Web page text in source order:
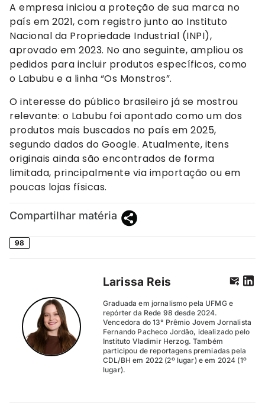
A empresa iniciou a proteção de sua marca no
país em 2021, com registro junto ao Instituto
Nacional da Propriedade Industrial (INPI),
aprovado em 2023. No ano seguinte, ampliou os
pedidos para incluir produtos específicos, como
o Labubu e a linha “Os Monstros”.
O interesse do público brasileiro já se mostrou
relevante: o Labubu foi apontado como um dos
produtos mais buscados no país em 2025,
segundo dados do Google. Atualmente, itens
originais ainda são encontrados de forma
limitada, principalmente via importação ou em
poucas lojas físicas.
Compartilhar matéria
98
Larissa Reis
Graduada em jornalismo pela UFMG e
repórter da Rede 98 desde 2024.
Vencedora do 13° Prêmio Jovem Jornalista
Fernando Pacheco Jordão, idealizado pelo
Instituto Vladimir Herzog. Também
participou de reportagens premiadas pela
CDL/BH em 2022 (2º lugar) e em 2024 (1º
lugar).